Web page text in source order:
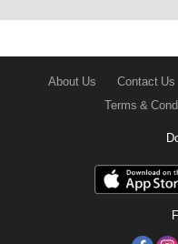
About Us Contact Us
Terms &